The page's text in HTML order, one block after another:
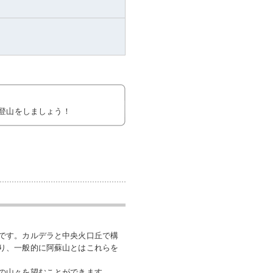
山をしましょう！
す。カルデラと中央火口丘で構
、一般的に阿蘇山とはこれらを